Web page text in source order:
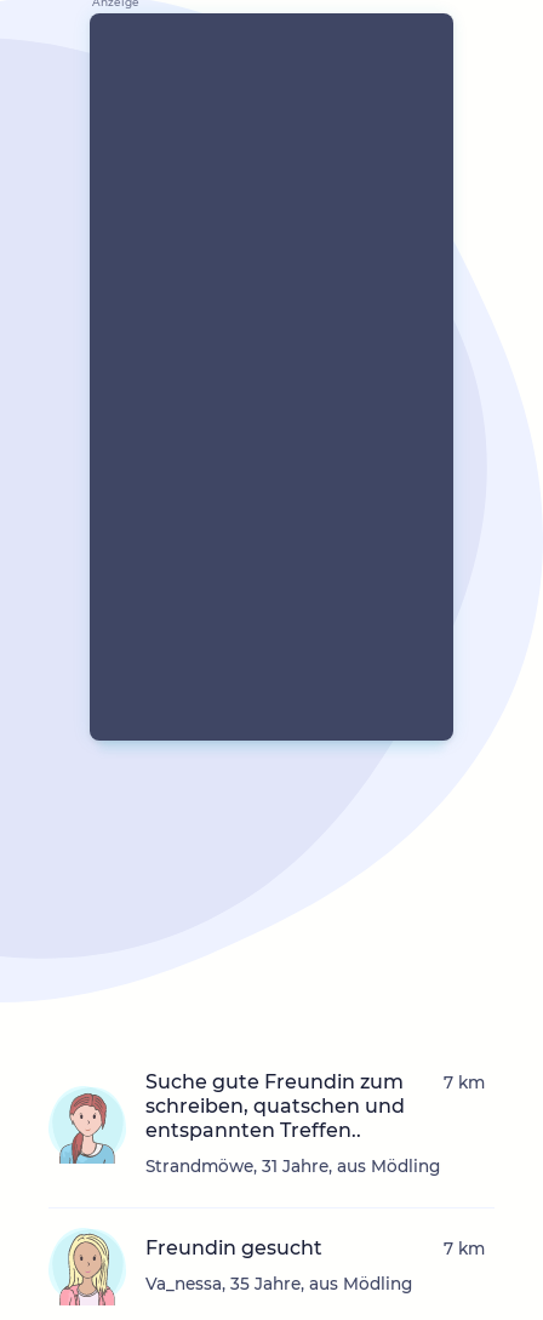
Suche gute Freundin zum
schreiben, quatschen und
entspannten Treffen..
Strandmöwe, 31 Jahre, aus Mödling
7 km
Freundin gesucht
Va_nessa, 35 Jahre, aus Mödling
7 km